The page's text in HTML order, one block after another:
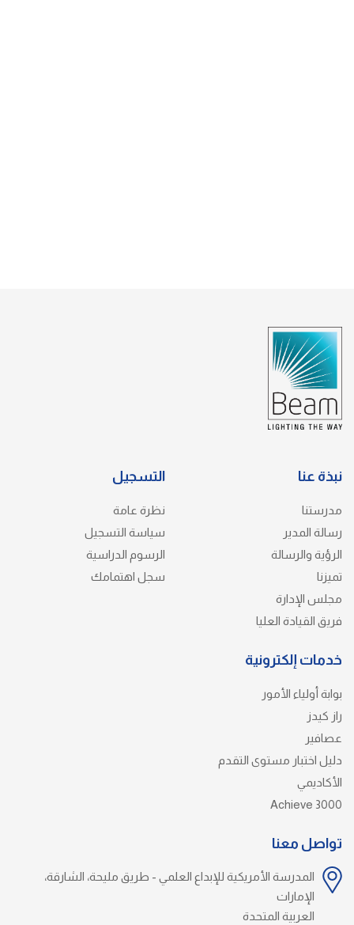
نبذة عنا
مدرستنا
رسالة المدير
الرؤية والرسالة
تميزنا
مجلس الإدارة
فريق القيادة العليا
التسجيل
نظرة عامة
سياسة التسجيل
الرسوم الدراسية
سجل اهتمامك
خدمات إلكترونية
بوابة أولياء الأمور
راز كيدز
عصافير
دليل اختبار مستوى التقدم
الأكاديمي
Achieve 3000
تواصل معنا
المدرسة الأمريكية للإبداع العلمي - طريق مليحة، الشارقة،
الإمارات
العربية المتحدة